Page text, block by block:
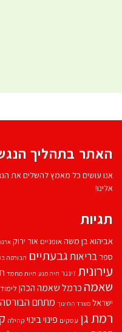
האתר בתהליך
אנו עושים כל מאמץ להשלים את
אלינו!
תגיות
אביהוא בן משהאופניים אור ירוק
ספרבריאותגבעתיים הבורסה
עירוניתזינגר חיה מנע חיות מחמד
שאמה כרמל שאמה הכהן
ישראל משרד החינוך מתחם הבורסה
רמת גן עסקים פינוי בינוי קהילה